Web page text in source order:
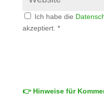
Ich habe die
akzeptiert. *
👉 Hinweise für